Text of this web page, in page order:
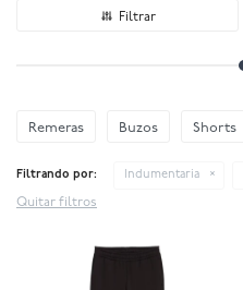
Remeras Buzos Shorts
Filtrando por: Indumentaria
Quitar filtros